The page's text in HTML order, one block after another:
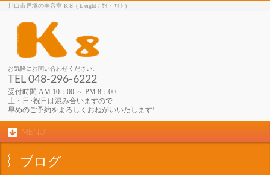
川口市戸塚の美容室 K８ ( k eight / ｹｲ・ｴｲﾄ )
お気軽にお問い合わせください。
TEL 048-296-6222
受付時間 AM 10：00 ～ PM 8：00
土・日･祝日は混み合いますので
早めのご予約をよろしくおねがいいたします!
MENU
ブログ